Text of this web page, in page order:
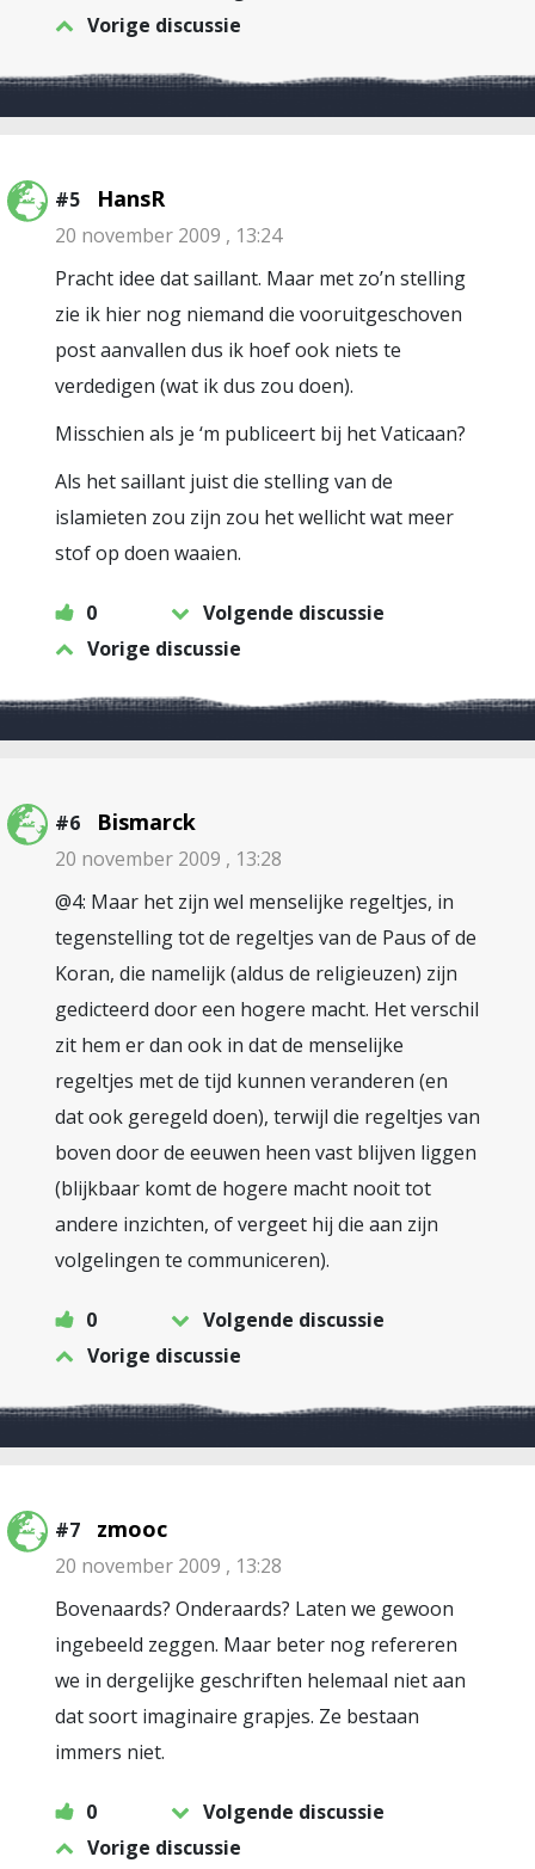
Vorige discussie
#5 HansR
20 november 2009 , 13:24
Pracht idee dat saillant. Maar met zo’n stelling
zie ik hier nog niemand die vooruitgeschoven
post aanvallen dus ik hoef ook niets te
verdedigen (wat ik dus zou doen).
Misschien als je ‘m publiceert bij het Vaticaan?
Als het saillant juist die stelling van de
islamieten zou zijn zou het wellicht wat meer
stof op doen waaien.
0
Volgende discussie
Vorige discussie
#6 Bismarck
20 november 2009 , 13:28
@4: Maar het zijn wel menselijke regeltjes, in
tegenstelling tot de regeltjes van de Paus of de
Koran, die namelijk (aldus de religieuzen) zijn
gedicteerd door een hogere macht. Het verschil
zit hem er dan ook in dat de menselijke
regeltjes met de tijd kunnen veranderen (en
dat ook geregeld doen), terwijl die regeltjes van
boven door de eeuwen heen vast blijven liggen
(blijkbaar komt de hogere macht nooit tot
andere inzichten, of vergeet hij die aan zijn
volgelingen te communiceren).
0
Volgende discussie
Vorige discussie
#7 zmooc
20 november 2009 , 13:28
Bovenaards? Onderaards? Laten we gewoon
ingebeeld zeggen. Maar beter nog refereren
we in dergelijke geschriften helemaal niet aan
dat soort imaginaire grapjes. Ze bestaan
immers niet.
0
Volgende discussie
Vorige discussie